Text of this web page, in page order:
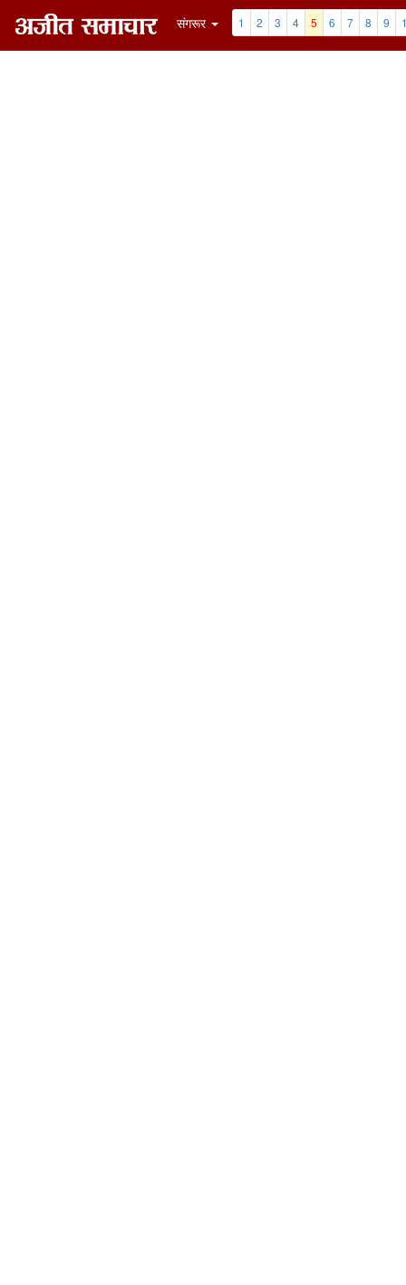
संगरूर 1 2 3 4 5 6 7 8 9